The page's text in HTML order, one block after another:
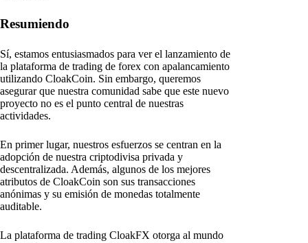
Resumiendo
Sí, estamos entusiasmados para ver el lanzamiento de
la plataforma de trading de forex con apalancamiento
utilizando CloakCoin. Sin embargo, queremos
asegurar que nuestra comunidad sabe que este nuevo
proyecto no es el punto central de nuestras
actividades.
En primer lugar, nuestros esfuerzos se centran en la
adopción de nuestra criptodivisa privada y
descentralizada. Además, algunos de los mejores
atributos de CloakCoin son sus transacciones
anónimas y su emisión de monedas totalmente
auditable.
La plataforma de trading CloakFX otorga al mundo